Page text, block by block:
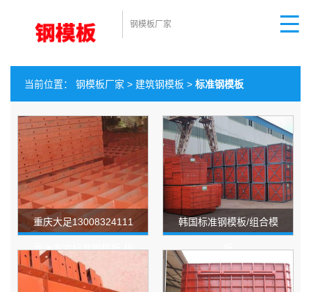
钢模板厂家
当前位置： 钢模板厂家 > 建筑钢模板 > 标准钢模板
重庆大足13008324111
龙水方中标准钢模板 桥
梁模板 厂家直销
韩国标准钢模板/组合模
板